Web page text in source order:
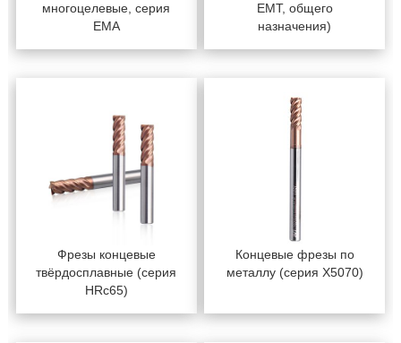
многоцелевые, серия
EMA
EMT, общего
назначения)
Фрезы концевые
твёрдосплавные (серия
HRc65)
Концевые фрезы по
металлу (серия X5070)